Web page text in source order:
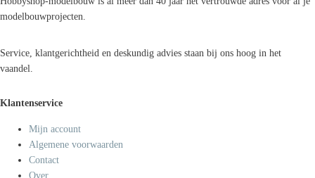
modelbouwprojecten.
Service, klantgerichtheid en deskundig advies staan bij ons hoog in het
vaandel.
Klantenservice
Mijn account
Algemene voorwaarden
Contact
Over